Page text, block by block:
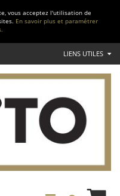
vous acceptez l'utilisation de
En savoir plus et paramétrer
LIENS UTILES